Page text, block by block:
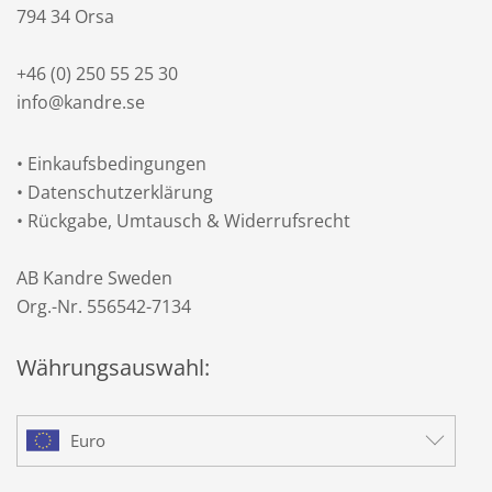
794 34 Orsa
+46 (0) 250 55 25 30
info@kandre.se
• Einkaufsbedingungen
• Datenschutzerklärung
• Rückgabe, Umtausch & Widerrufsrecht
AB Kandre Sweden
Org.-Nr. 556542-7134
Währungsauswahl:
Euro